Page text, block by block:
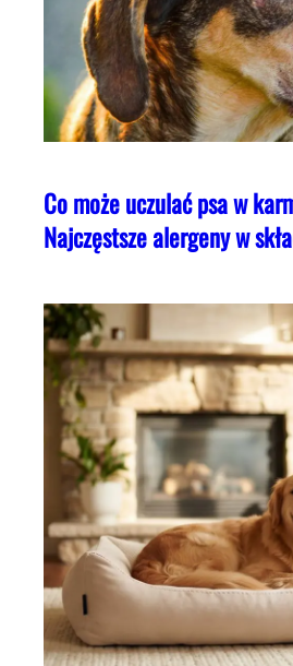
Co może uczulać psa w
Najczęstsze alergeny w